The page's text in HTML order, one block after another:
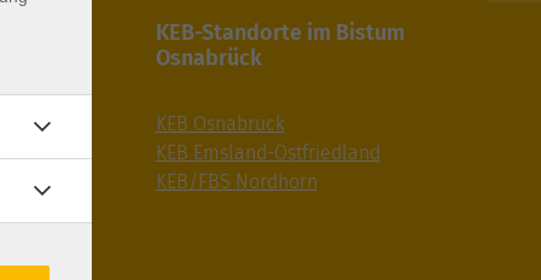
AGB
KEB-Standorte im Bistum
Osnabrück
KEB Osnabrück
KEB Emsland-Ostfriedland
KEB/FBS Nordhorn